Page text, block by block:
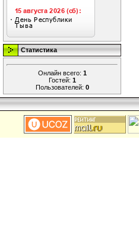
Статистика
Онлайн всего: 1
Гостей: 1
Пользователей: 0